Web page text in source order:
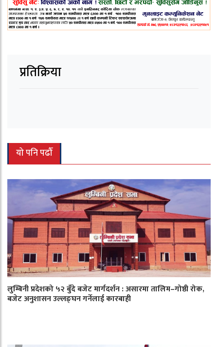
प्रतिक्रिया
यो पनि पढौँ
लुम्बिनी प्रदेशको ५२ बुँदे बजेट मार्गदर्शन : असारमा तालिम–गोष्ठी रोक,
बजेट अनुशासन उल्लङ्घन गर्नेलाई कारबाही